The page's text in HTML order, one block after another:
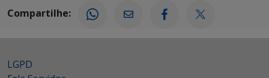
Compartilhe:
LGPD